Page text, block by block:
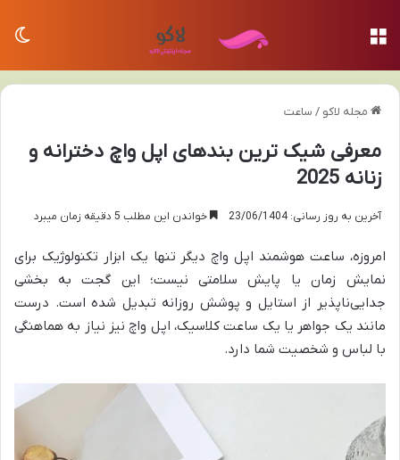
مجله لاکو / ساعت
معرفی شیک ترین بندهای اپل واچ دخترانه و
زنانه 2025
آخرین به روز رسانی: 23/06/1404 خواندن این مطلب 5 دقیقه زمان میبرد
امروزه، ساعت هوشمند اپل واچ دیگر تنها یک ابزار تکنولوژیک برای
نمایش زمان یا پایش سلامتی نیست؛ این گجت به بخشی
جدایی‌ناپذیر از استایل و پوشش روزانه تبدیل شده است. درست
مانند یک جواهر یا یک ساعت کلاسیک، اپل واچ نیز نیاز به هماهنگی
با لباس و شخصیت شما دارد.